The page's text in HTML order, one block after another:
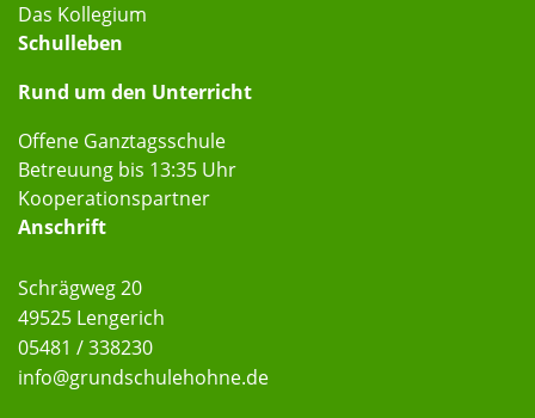
Das Kollegium
Schulleben
Rund um den Unterricht
Offene Ganztagsschule
Betreuung bis 13:35 Uhr
Kooperationspartner
Anschrift
Schrägweg 20
49525 Lengerich
05481 / 338230
info@grundschulehohne.de